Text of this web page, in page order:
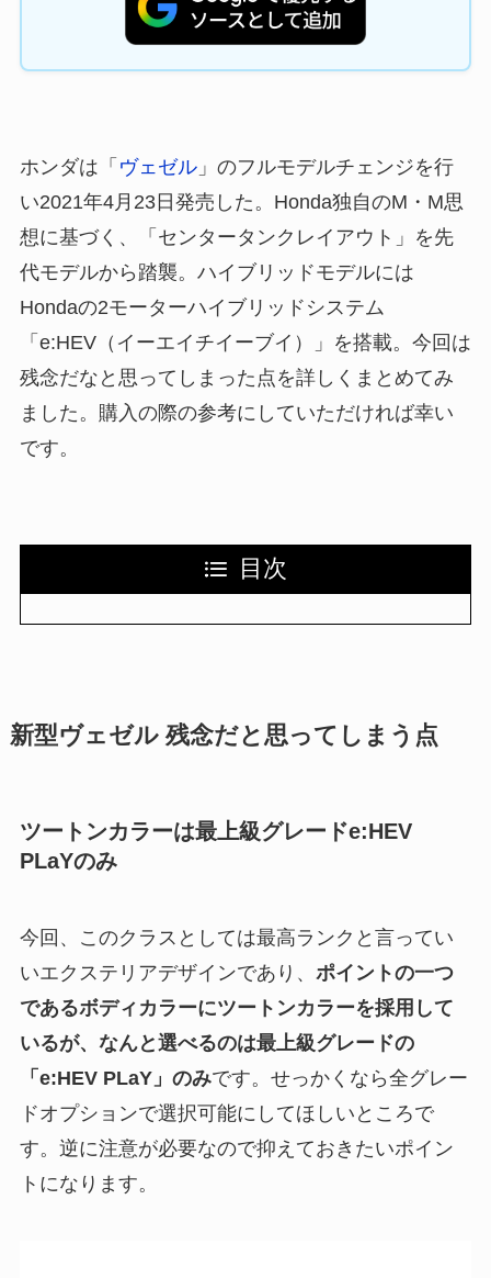
ホンダは「 ヴェゼル」のフルモデルチェンジを行
い2021年4月23日発売した。Honda独自のM・M思
想に基づく、「センタータンクレイアウト」を先
代モデルから踏襲。ハイブリッドモデルには
Hondaの2モーターハイブリッドシステム
「e:HEV（イーエイチイーブイ）」を搭載。今回は
残念だなと思ってしまった点を詳しくまとめてみ
ました。購入の際の参考にしていただければ幸い
です。
目次
新型ヴェゼル 残念だと思ってしまう点
ツートンカラーは最上級グレードe:HEV
PLaYのみ
今回、このクラスとしては最高ランクと言ってい
いエクステリアデザインであり、 ポイントの一つ
であるボディカラーにツートンカラーを採用して
いるが、なんと選べるのは最上級グレードの
「e:HEV PLaY」のみです。せっかくなら全グレー
ドオプションで選択可能にしてほしいところで
す。逆に注意が必要なので抑えておきたいポイン
トになります。